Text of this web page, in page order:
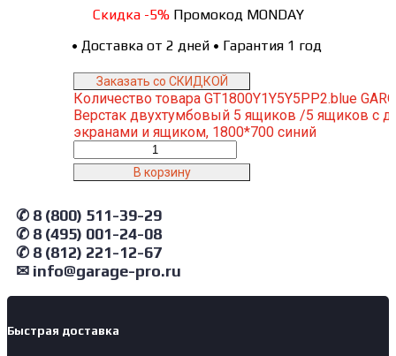
Скидка -5%Промокод MONDAY
• Доставка от 2 дней • Гарантия 1 год
Заказать со СКИДКОЙ
Количество товара GT1800Y1Y5Y5PP2.blue
Верстак двухтумбовый 5 ящиков /5 ящиков с
экранами и ящиком, 1800*700 синий
В корзину
✆ 8 (800) 511-39-29
✆ 8 (495) 001-24-08
✆ 8 (812) 221-12-67
✉ info@garage-pro.ru
Быстрая доставка